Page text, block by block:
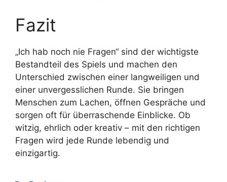
Fazit
„Ich hab noch nie Fragen“ sind der wichtigste
Bestandteil des Spiels und machen den
Unterschied zwischen einer langweiligen und
einer unvergesslichen Runde. Sie bringen
Menschen zum Lachen, öffnen Gespräche und
sorgen oft für überraschende Einblicke. Ob
witzig, ehrlich oder kreativ – mit den richtigen
Fragen wird jede Runde lebendig und
einzigartig.